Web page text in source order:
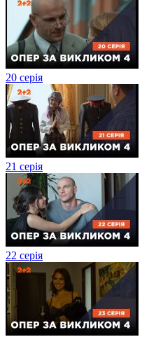
20 серія
21 серія
22 серія